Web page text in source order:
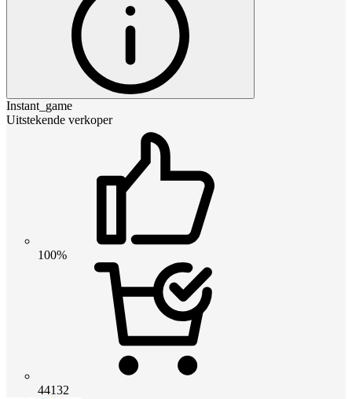
Instant_game
Uitstekende verkoper
100%
44132